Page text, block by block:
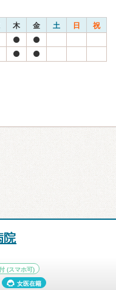
木 金 土 日 祝
院
(スマホ可)
女医在籍